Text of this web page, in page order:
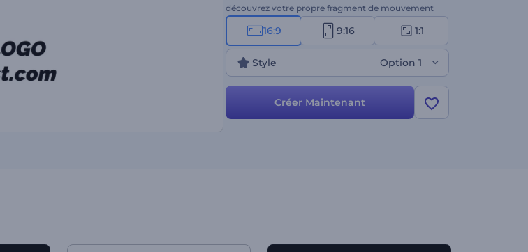
découvrez votre propre fragment de mouvement
stylisé !
16:9 9:16 1:1
Style Option 1
Créer Maintenant